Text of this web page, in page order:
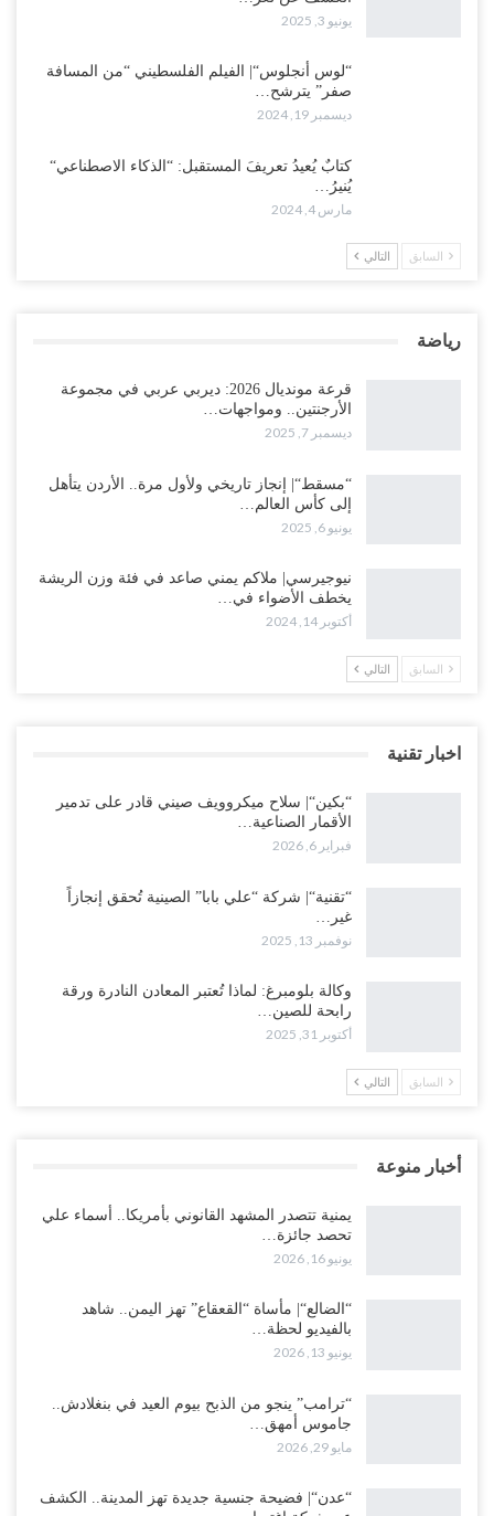
يونيو 3, 2025
“لوس أنجلوس“| الفيلم الفلسطيني “من المسافة
صفر” يترشح…
ديسمبر 19, 2024
كتابٌ يُعيدُ تعريفَ المستقبل: “الذكاء الاصطناعي“
يُنيرُ…
مارس 4, 2024
السابق التالي
رياضة
قرعة مونديال 2026: ديربي عربي في مجموعة
الأرجنتين.. ومواجهات…
ديسمبر 7, 2025
“مسقط“| إنجاز تاريخي ولأول مرة.. الأردن يتأهل
إلى كأس العالم…
يونيو 6, 2025
نيوجيرسي| ملاكم يمني صاعد في فئة وزن الريشة
يخطف الأضواء في…
أكتوبر 14, 2024
السابق التالي
اخبار تقنية
“بكين“| سلاح ميكروويف صيني قادر على تدمير
الأقمار الصناعية…
فبراير 6, 2026
“تقنية“| شركة “علي بابا” الصينية تُحقق إنجازاً
غير…
نوفمبر 13, 2025
وكالة بلومبرغ: لماذا تُعتبر المعادن النادرة ورقة
رابحة للصين…
أكتوبر 31, 2025
السابق التالي
أخبار منوعة
يمنية تتصدر المشهد القانوني بأمريكا.. أسماء علي
تحصد جائزة…
يونيو 16, 2026
“الضالع“| مأساة “القعقاع” تهز اليمن.. شاهد
بالفيديو لحظة…
يونيو 13, 2026
“ترامب” ينجو من الذبح بيوم العيد في بنغلادش..
جاموس أمهق…
مايو 29, 2026
“عدن“| فضيحة جنسية جديدة تهز المدينة.. الكشف